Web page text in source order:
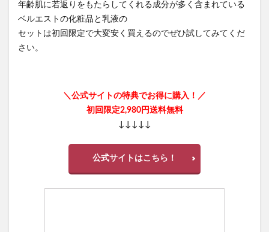
年齢肌に若返りをもたらしてくれる成分が多く含まれている
ベルエストの化粧品と乳液の
セットは初回限定で大変安く買えるのでぜひ試してみてくだ
さい。
＼公式サイトの特典でお得に購入！／
初回限定2,980円送料無料
↓↓↓↓↓
公式サイトはこちら！